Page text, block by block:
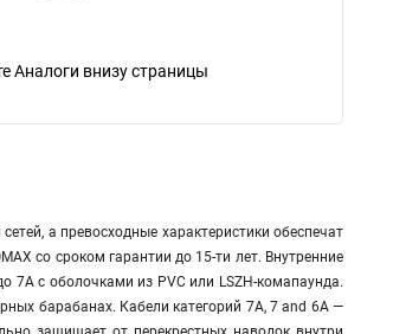
Аналоги внизу страницы
а превосходные характеристики обеспечат
со сроком гарантии до 15-ти лет. Внутренние
7А с оболочками из PVC или LSZH-комапаунда.
барабанах. Кабели категорий 7A, 7 and 6A —